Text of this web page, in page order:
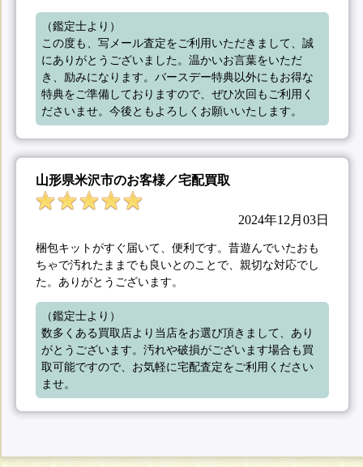
（鑑定士より）
この度も、写メール査定をご利用いただきまして、誠
にありがとうございました。温かいお言葉をいただ
き、励みになります。バースデー特典以外にもお得な
特典をご準備しておりますので、ぜひ次回もご利用く
ださいませ。今後ともよろしくお願いいたします。
山形県米沢市のお客様／宅配買取
2024年12月03日
梱包キットがすぐ届いて、便利です。昔遊んでいたおも
ちゃで汚れたままでも良いとのことで、親切な対応でし
た。ありがとうございます。
（鑑定士より）
数多くある買取店より当店をお選び頂きまして、あり
がとうございます。汚れや破損がございます場合も買
取可能ですので、お気軽に宅配査定をご利用ください
ませ。